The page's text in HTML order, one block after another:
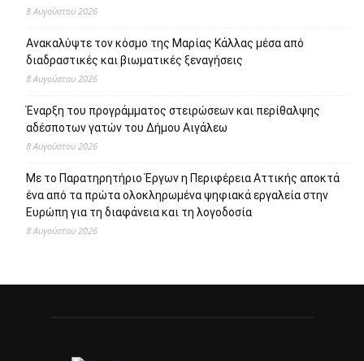
8 Αυγούστου 2026
Ανακαλύψτε τον κόσμο της Μαρίας Κάλλας μέσα από
διαδραστικές και βιωματικές ξεναγήσεις
8 Αυγούστου 2026
Έναρξη του προγράμματος στειρώσεων και περίθαλψης
αδέσποτων γατών του Δήμου Αιγάλεω
8 Αυγούστου 2026
Με το Παρατηρητήριο Έργων η Περιφέρεια Αττικής αποκτά
ένα από τα πρώτα ολοκληρωμένα ψηφιακά εργαλεία στην
Ευρώπη για τη διαφάνεια και τη λογοδοσία
8 Αυγούστου 2026